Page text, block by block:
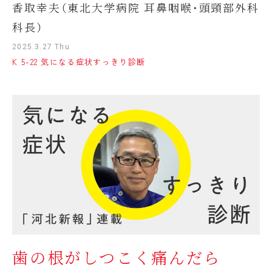
香取幸夫（東北大学病院 耳鼻咽喉・頭頸部外科
科長）
2025.3.27 Thu
K 5-22 気になる症状すっきり診断
歯の根がしつこく痛んだら